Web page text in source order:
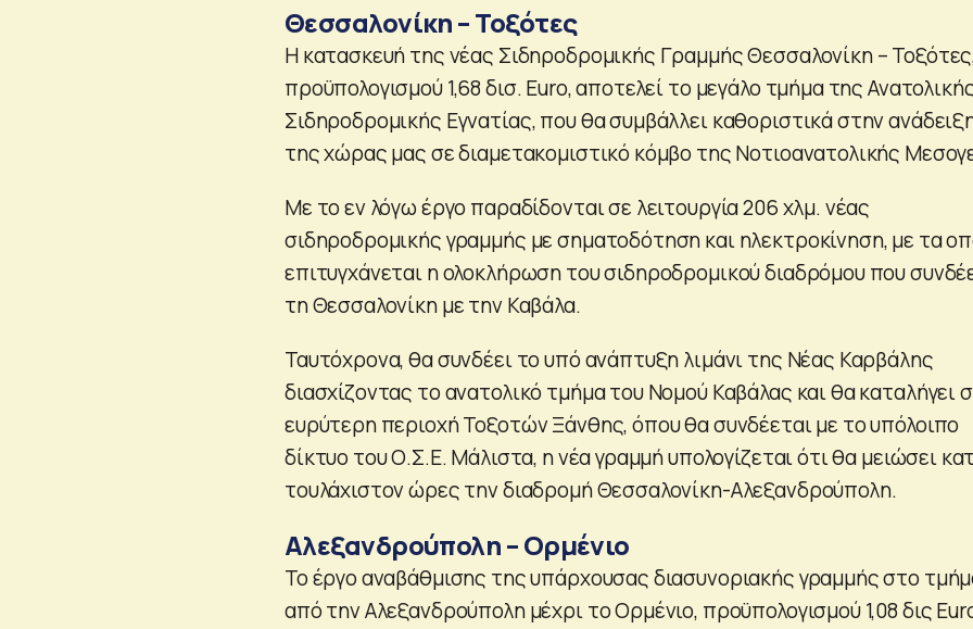
Θεσσαλονίκη – Τοξότες
Η κατασκευή της νέας Σιδηροδρομικής Γραμμής Θεσσαλονίκη –
προϋπολογισμού 1,68 δισ. Euro, αποτελεί το μεγάλο τμήμα της
Σιδηροδρομικής Εγνατίας, που θα συμβάλλει καθοριστικά στην
της χώρας μας σε διαμετακομιστικό κόμβο της Νοτιοανατολικής
Με το εν λόγω έργο παραδίδονται σε λειτουργία 206 χλμ. νέας
σιδηροδρομικής γραμμής με σηματοδότηση και ηλεκτροκίνηση, με τα
επιτυγχάνεται η ολοκλήρωση του σιδηροδρομικού διαδρόμου που
τη Θεσσαλονίκη με την Καβάλα.
Ταυτόχρονα, θα συνδέει το υπό ανάπτυξη λιμάνι της Νέας Καρβάλης
διασχίζοντας το ανατολικό τμήμα του Νομού Καβάλας και θα καταλήγει
ευρύτερη περιοχή Τοξοτών Ξάνθης, όπου θα συνδέεται με το υπόλοιπο
δίκτυο του Ο.Σ.Ε. Μάλιστα, η νέα γραμμή υπολογίζεται ότι θα μειώσει
τουλάχιστον ώρες την διαδρομή Θεσσαλονίκη-Αλεξανδρούπολη.
Αλεξανδρούπολη – Ορμένιο
Το έργο αναβάθμισης της υπάρχουσας διασυνοριακής γραμμής στο
από την Αλεξανδρούπολη μέχρι το Ορμένιο, προϋπολογισμού 1,08 δις